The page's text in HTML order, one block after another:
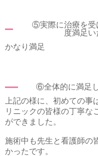
⑤実際に治療を受
度満足い
かなり満足
⑥全体的に満足
上記の様に、初めての
リニックの皆様の丁寧な
ができました。
施術中も先生と看護師の
かったです。